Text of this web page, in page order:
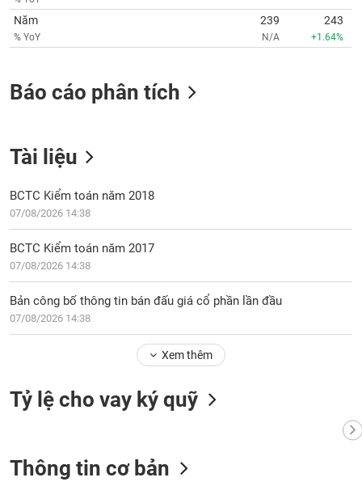
Năm
% YoY
239
N/A
243
+1.64%
Báo cáo phân tích
Tài liệu
BCTC Kiểm toán năm 2018
07/08/2026 14:38
BCTC Kiểm toán năm 2017
07/08/2026 14:38
Bản công bố thông tin bán đấu giá cổ phần lần đầu
07/08/2026 14:38
Xem thêm
Tỷ lệ cho vay ký quỹ
Thông tin cơ bản
Đào
tạo
Công
đầu
tư
chính